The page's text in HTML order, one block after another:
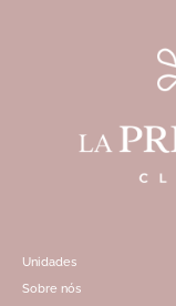
Unidades
Sobre nós